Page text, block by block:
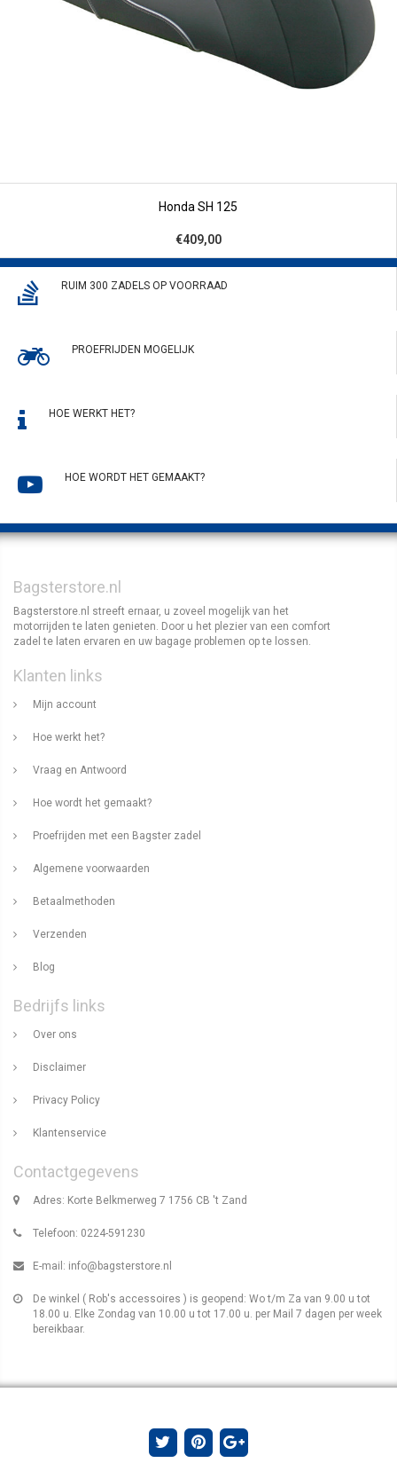
Honda SH 125
€409,00
RUIM 300 ZADELS OP VOORRAAD
PROEFRIJDEN MOGELIJK
HOE WERKT HET?
HOE WORDT HET GEMAAKT?
Bagsterstore.nl
Bagsterstore.nl streeft ernaar, u zoveel mogelijk van het
motorrijden te laten genieten. Door u het plezier van een comfort
zadel te laten ervaren en uw bagage problemen op te lossen.
Klanten links
Mijn account
Hoe werkt het?
Vraag en Antwoord
Hoe wordt het gemaakt?
Proefrijden met een Bagster zadel
Algemene voorwaarden
Betaalmethoden
Verzenden
Blog
Bedrijfs links
Over ons
Disclaimer
Privacy Policy
Klantenservice
Contactgegevens
Adres: Korte Belkmerweg 7 1756 CB 't Zand
Telefoon: 0224-591230
E-mail: info@bagsterstore.nl
De winkel ( Rob's accessoires ) is geopend: Wo t/m Za van 9.00 u tot
18.00 u. Elke Zondag van 10.00 u tot 17.00 u. per Mail 7 dagen per week
bereikbaar.